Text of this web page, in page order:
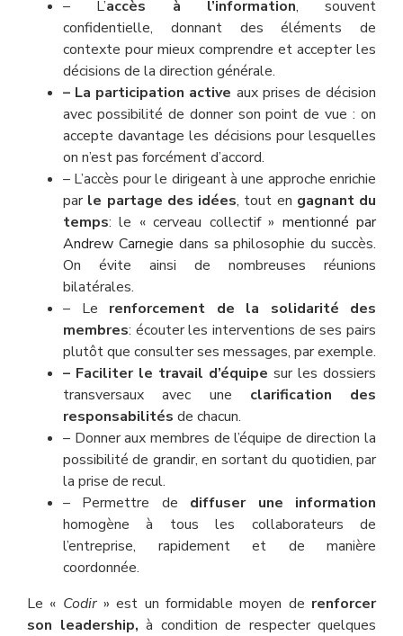
– L’accès à l’information, souvent
confidentielle, donnant des éléments de
contexte pour mieux comprendre et accepter les
décisions de la direction générale.
– La participation active aux prises de décision
avec possibilité de donner son point de vue : on
accepte davantage les décisions pour lesquelles
on n’est pas forcément d’accord.
– L’accès pour le dirigeant à une approche enrichie
par le partage des idées, tout en gagnant du
temps: le « cerveau collectif » mentionné par
Andrew Carnegie dans sa philosophie du succès.
On évite ainsi de nombreuses réunions
bilatérales.
– Le renforcement de la solidarité des
membres: écouter les interventions de ses pairs
plutôt que consulter ses messages, par exemple.
– Faciliter le travail d’équipe sur les dossiers
transversaux avec une clarification des
responsabilités de chacun.
– Donner aux membres de l’équipe de direction la
possibilité de grandir, en sortant du quotidien, par
la prise de recul.
– Permettre de diffuser une information
homogène à tous les collaborateurs de
l’entreprise, rapidement et de manière
coordonnée.
Le « Codir» est un formidable moyen de renforcer
son leadership, à condition de respecter quelques